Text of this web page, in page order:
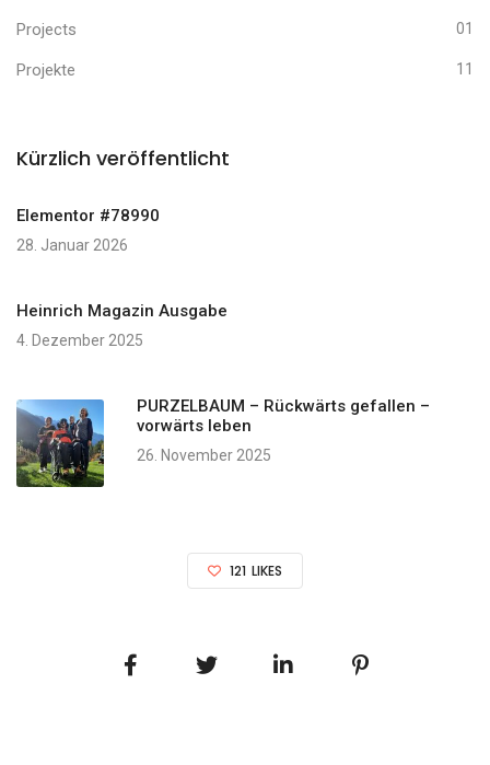
Projects 01
Projekte 11
Kürzlich veröffentlicht
Elementor #78990
28. Januar 2026
Heinrich Magazin Ausgabe
4. Dezember 2025
PURZELBAUM – Rückwärts gefallen –
vorwärts leben
26. November 2025
121 LIKES